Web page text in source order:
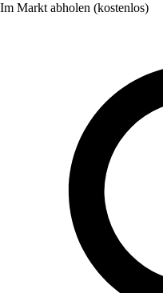
Im Markt abholen (kostenlos)